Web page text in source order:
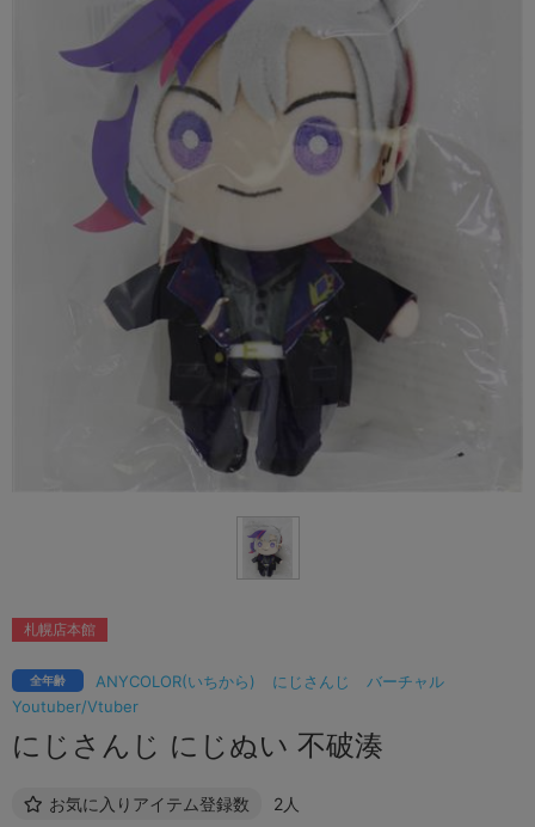
ANYCOLOR(いちから) にじさんじ
バーチャル
Youtuber/Vtuber
全年齢
にじさんじ にじぬい 不破湊
お気に入りアイテム登録数 2人
札幌店本館